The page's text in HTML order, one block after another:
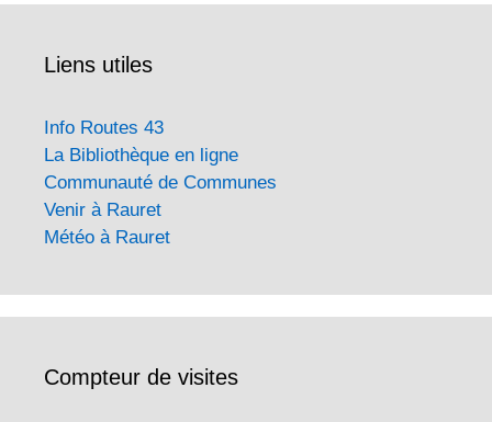
Liens utiles
Info Routes 43
La Bibliothèque en ligne
Communauté de Communes
Venir à Rauret
Météo à Rauret
Compteur de visites